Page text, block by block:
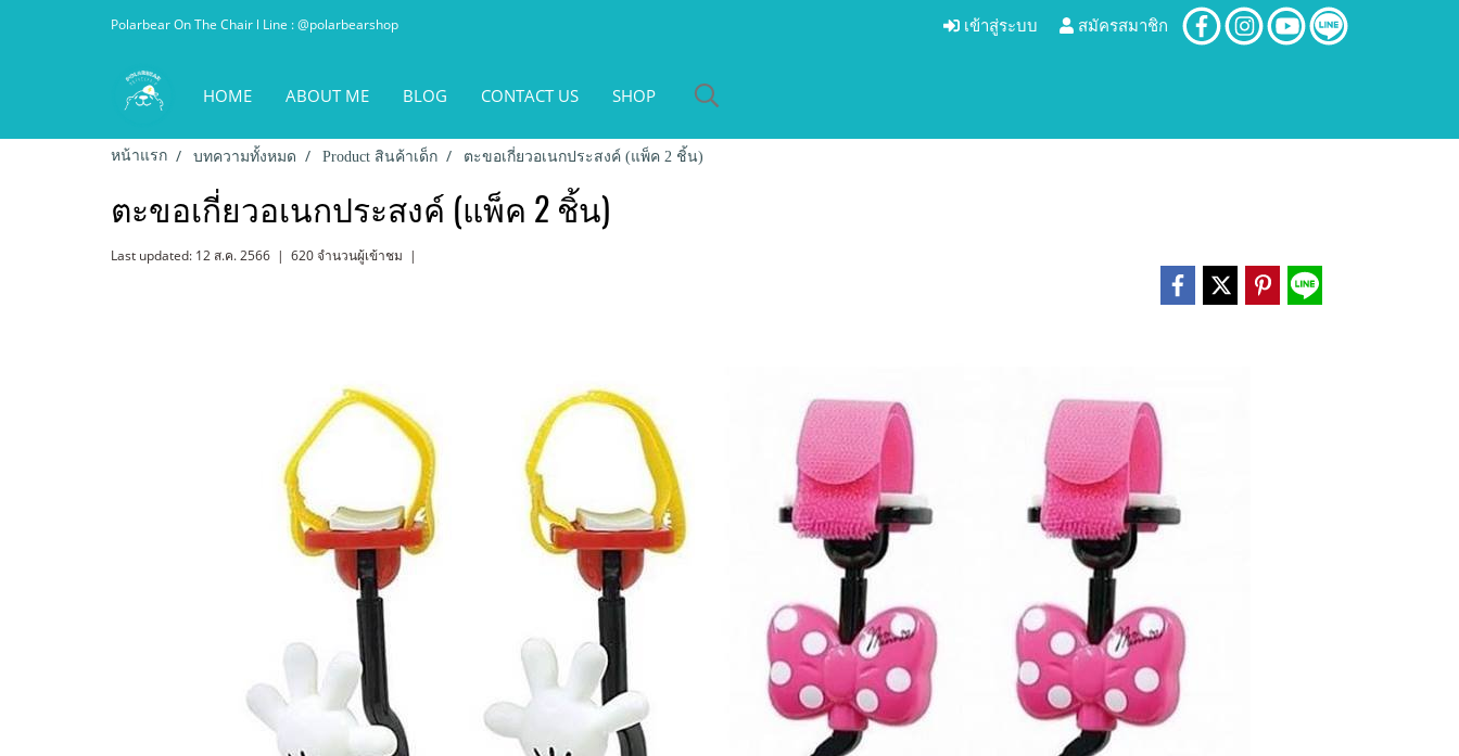
Polarbear On The Chair l Line : @polarbearshop เข้าสู่ระบบ สมัครสมาชิก
HOME ABOUT ME BLOG CONTACT US SHOP
หน้าแรก บทความทั้งหมด Product สินค้าเด็ก ตะขอเกี่ยวอเนกประสงค์ (แพ็ค 2 ชิ้น)
ตะขอเกี่ยวอเนกประสงค์ (แพ็ค 2 ชิ้น)
Last updated: 12 ส.ค. 2566 | 620 จำนวนผู้เข้าชม |